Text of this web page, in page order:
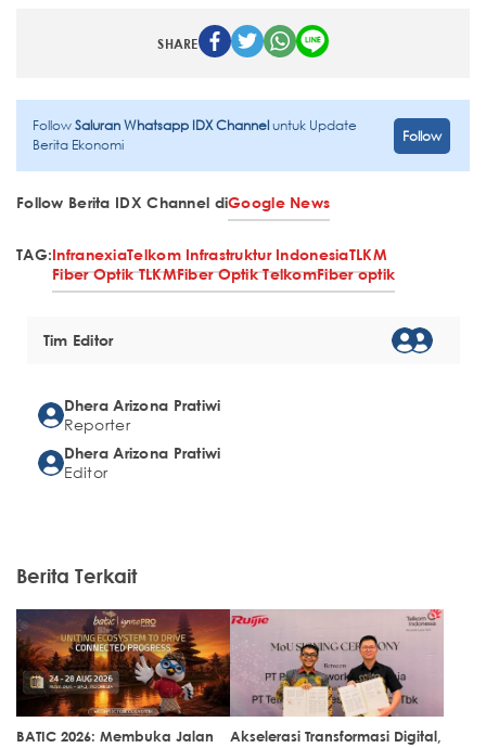
SHARE
FollowSaluran Whatsapp IDX Channeluntuk Update
Berita Ekonomi
Follow
Follow Berita IDX Channel diGoogle News
TAG:InfranexiaTelkom Infrastruktur IndonesiaTLKM
Fiber Optik TLKMFiber Optik TelkomFiber optik
Tim Editor
Dhera Arizona Pratiwi
Reporter
Dhera Arizona Pratiwi
Editor
Berita Terkait
BATIC 2026: Membuka Jalan
Akselerasi Transformasi Digital,